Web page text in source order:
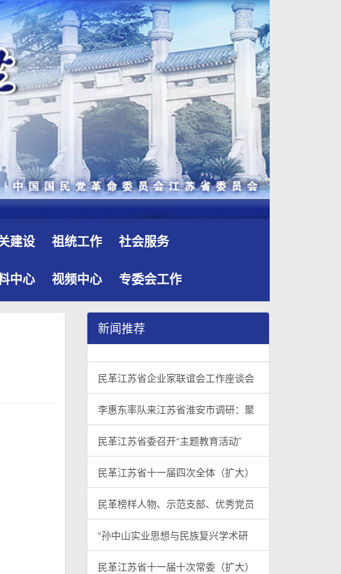
建设 祖统工作 社会服务
中心 视频中心 专委会工作
新闻推荐
民革江苏省企业家联谊会工作座谈会在宁召开
1/3 李惠东率队来江苏省淮安市调研：聚焦民革党
2/3 民革江苏省委召开“主题教育活动” 领导班子民
3/3
民革江苏省企业家联谊会工作座谈会
李惠东率队来江苏省淮安市调研：聚
民革江苏省委召开“主题教育活动”
民革江苏省十一届四次全体（扩大）
民革榜样人物、示范支部、优秀党员
“孙中山实业思想与民族复兴学术研
民革江苏省十一届十次常委（扩大）